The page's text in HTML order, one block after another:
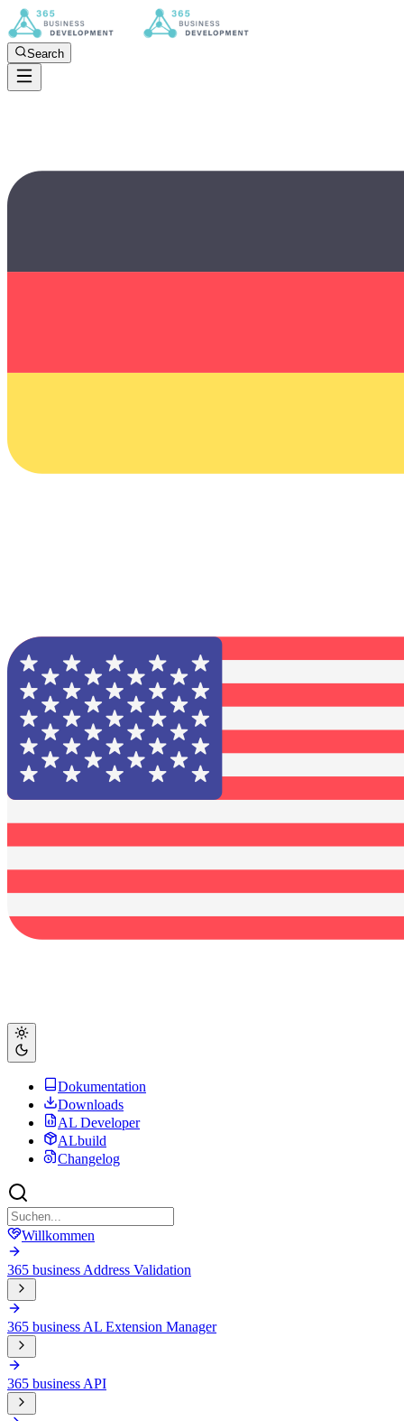
Search
Dokumentation
Downloads
AL Developer
ALbuild
Changelog
Willkommen
365 business Address Validation
365 business AL Extension Manager
365 business API